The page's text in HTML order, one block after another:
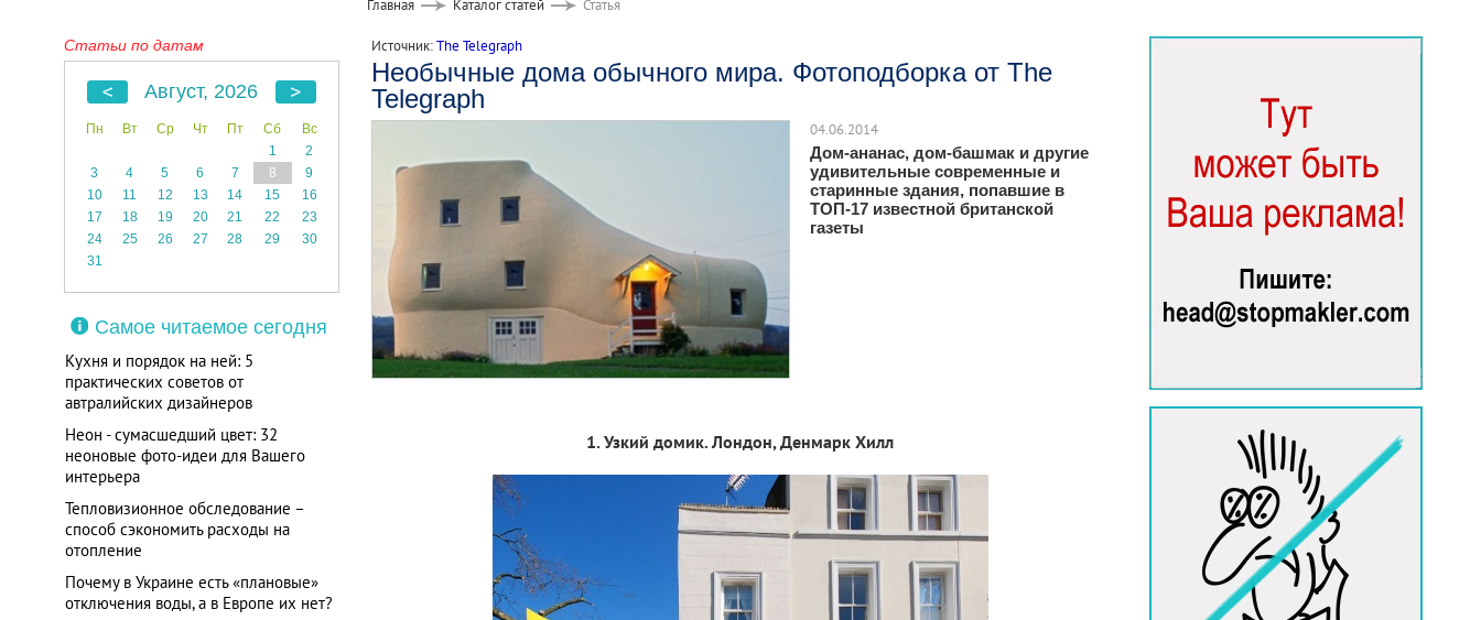
Главная Каталог статей Статья
Статьи по датам
Август, 2026
Пн Вт Ср Чт Пт Сб
Вс
1
2
3
4 5 6 7 8
9
10
11 12 13 14 15
16
17
18 19 20 21 22
23
24
25 26 27 28 29
30
31
Самое читаемое сегодня
Кухня и порядок на ней: 5
практических советов от
автралийских дизайнеров
Неон - сумасшедший цвет: 32
неоновые фото-идеи для Вашего
интерьера
Тепловизионное обследование –
способ сэкономить расходы на
отопление
Почему в Украине есть «плановые»
отключения воды, а в Европе их нет?
Источник:The Telegraph
Необычные дома обычного мира. Фотоподборка от The
Telegraph
04.06.2014
Дом-ананас, дом-башмак и другие
удивительные современные и
старинные здания, попавшие в
ТОП-17 известной британской
газеты
1. Узкий домик. Лондон, Денмарк Хилл